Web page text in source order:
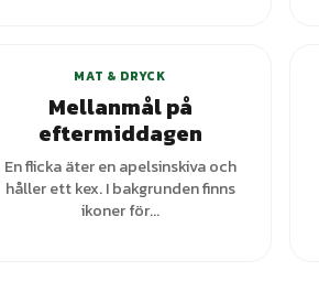
MAT & DRYCK
Mellanmål på
eftermiddagen
En flicka äter en apelsinskiva och
håller ett kex. I bakgrunden finns
ikoner för...